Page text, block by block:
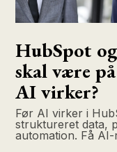
HubSpot
skal være
AI virker?
Før AI virker i
struktureret data,
automation. Få AI-